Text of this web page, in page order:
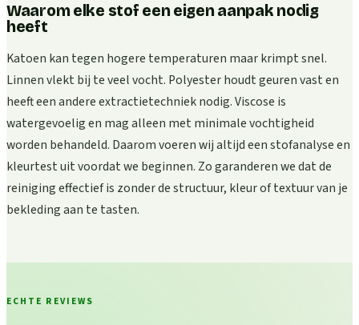
Waarom elke stof een eigen aanpak nodig
heeft
Katoen kan tegen hogere temperaturen maar krimpt snel.
Linnen vlekt bij te veel vocht. Polyester houdt geuren vast en
heeft een andere extractietechniek nodig. Viscose is
watergevoelig en mag alleen met minimale vochtigheid
worden behandeld. Daarom voeren wij altijd een stofanalyse en
kleurtest uit voordat we beginnen. Zo garanderen we dat de
reiniging effectief is zonder de structuur, kleur of textuur van je
bekleding aan te tasten.
ECHTE REVIEWS